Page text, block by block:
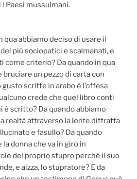
Paesi mussulmani.
qua abbiamo deciso di usare il
più sociopatici e scalmanati, e
come criterio? Da quando in qua
bruciare un pezzo di carta con
scritte in arabo è l’offesa
crede che quel libro conti
è scritto? Da quando abbiamo
realtà attraverso la lente diffratta
e fasullo? Da quando
donna che va in giro in
del proprio stupro perché il suo
e aizza, lo stupratore? E da